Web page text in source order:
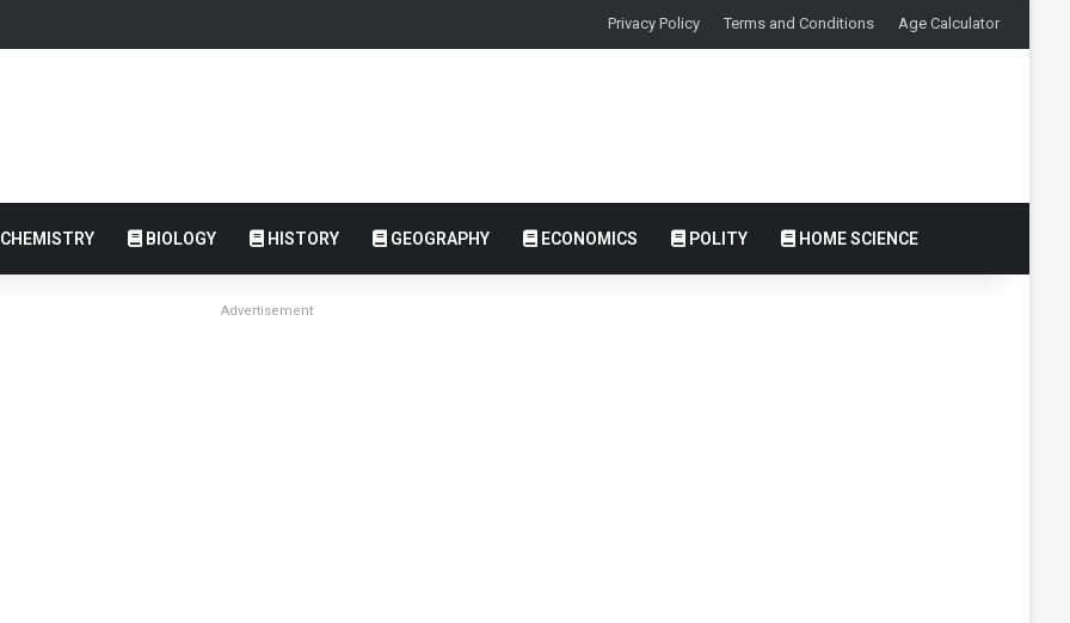
Privacy Policy Terms and Conditions Age Calculator
BIOLOGY HISTORY GEOGRAPHY ECONOMICS POLITY HOME SCIENCE
Advertisement